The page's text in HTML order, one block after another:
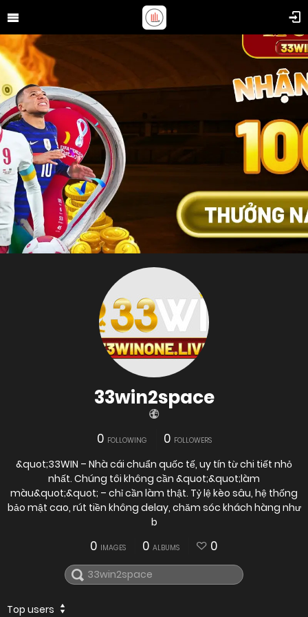
33win2space
0 FOLLOWING 0 FOLLOWERS
&quot;33WIN – Nhà cái chuẩn quốc tế, uy tín từ chi tiết nhỏ
nhất. Chúng tôi không cần &quot;&quot;làm
màu&quot;&quot; – chỉ cần làm thật. Tỷ lệ kèo sâu, hệ thống
bảo mật cao, rút tiền không delay, chăm sóc khách hàng như
b
0 IMAGES 0 ALBUMS 0
Top users